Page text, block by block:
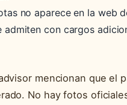
no aparece en la web
admiten con cargos
mencionan que el
No hay fotos